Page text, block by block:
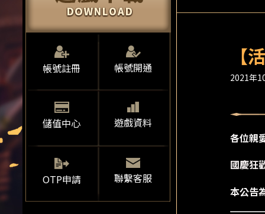
帳號註冊 帳號開通
儲值中心 遊戲資料
OTP申請 聯繫客服
【
2021年
各位親
國慶狂
本公告